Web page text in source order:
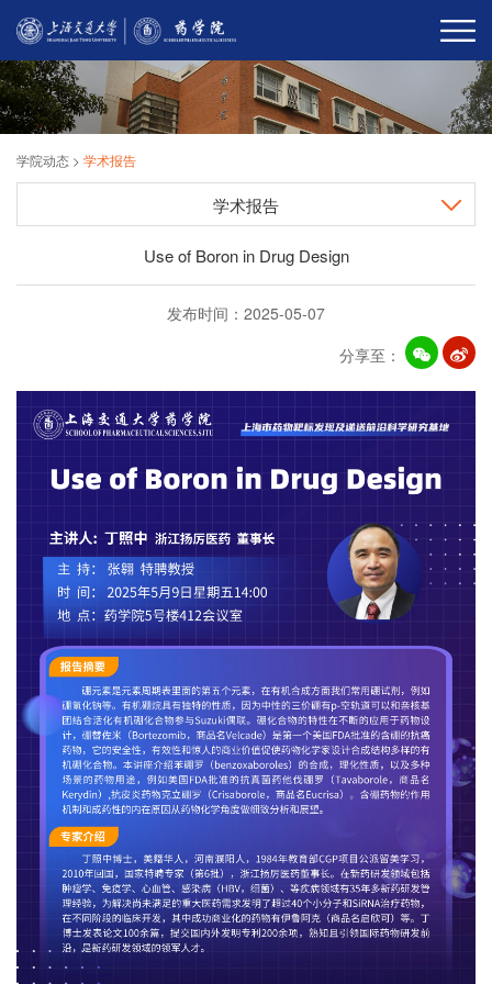
学院动态 > 学术报告
学术报告
Use of Boron in Drug Design
发布时间：2025-05-07
分享至：